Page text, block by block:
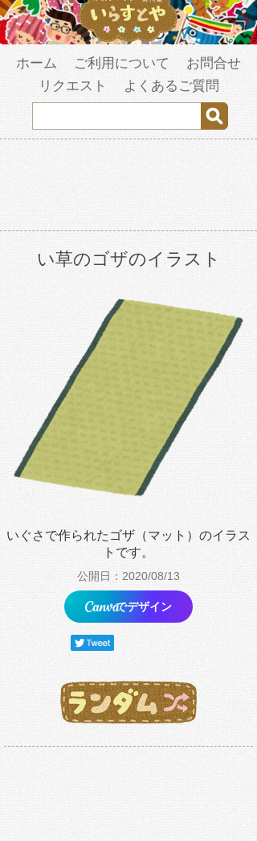
ホーム ご利用について
お問合せ
リクエスト
よくあるご質問
い草のゴザのイラスト
いぐさで作られたゴザ（マット）のイラス
トです。
公開日：2020/08/13
でデザイン